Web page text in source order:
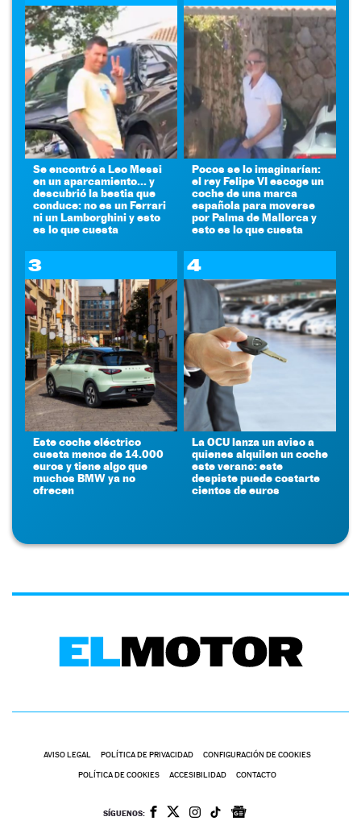
Se encontró a Leo Messi
en un aparcamiento... y
descubrió la bestia que
conduce: no es un Ferrari
ni un Lamborghini y esto
es lo que cuesta
Pocos se lo imaginarían:
el rey Felipe VI escoge un
coche de una marca
española para moverse
por Palma de Mallorca y
esto es lo que cuesta
3
Este coche eléctrico
cuesta menos de 14.000
euros y tiene algo que
muchos BMW ya no
ofrecen
4
La OCU lanza un aviso a
quienes alquilen un coche
este verano: este
despiste puede costarte
cientos de euros
AVISO LEGAL POLÍTICA DE PRIVACIDAD CONFIGURACIÓN DE COOKIES
POLÍTICA DE COOKIES ACCESIBILIDAD CONTACTO
SÍGUENOS: